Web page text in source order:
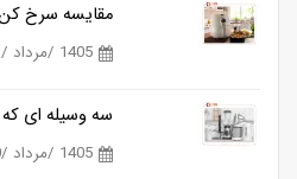
1405 /مرداد /11
1405 /مرداد /10